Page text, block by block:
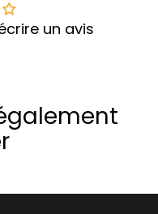
un avis